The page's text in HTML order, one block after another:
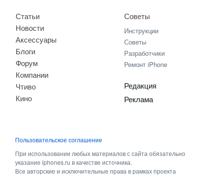
Статьи
Новости
Аксессуары
Блоги
Форум
Компании
Чтиво
Кино
Советы
Инструкции
Советы
Разработчики
Ремонт iPhone
Редакция
Реклама
Пользовательское соглашение
При использовании любых материалов с сайта обязательно
указание iphones.ru в качестве источника.
Все авторские и исключительные права в рамках проекта